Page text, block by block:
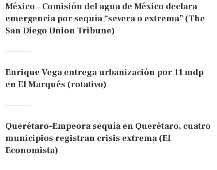
México – Comisión del agua de México declara
emergencia por sequía “severa o extrema” (The
San Diego Union Tribune)
Enrique Vega entrega urbanización por 11 mdp
en El Marqués (rotativo)
Querétaro-Empeora sequía en Querétaro, cuatro
municipios registran crisis extrema (El
Economista)